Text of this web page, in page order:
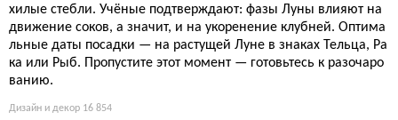
хилые стебли. Учёные подтверждают: фазы Луны влияют на
движение соков, а значит, и на укоренение клубней. Оптима
льные даты посадки — на растущей Луне в знаках Тельца, Ра
ка или Рыб. Пропустите этот момент — готовьтесь к разочаро
ванию.
Дизайн и декор 16 854